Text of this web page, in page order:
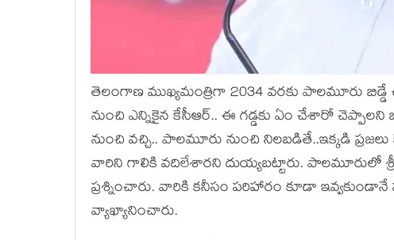
తెలంగాణ ముఖ్య‌మంత్రిగా 2034 వ‌ర‌కు పాల‌మూరు
నుంచి ఎన్నికైన కేసీఆర్‌.. ఈ గ‌డ్డ‌కు ఏం చేశారో
నుంచి వ‌చ్చి.. పాలమూరు నుంచి నిల‌బ‌డితే..ఇక్క‌డి
వారిని గాలికి వ‌దిలేశార‌ని దుయ్య‌బ‌ట్టారు. పాల‌మూరులో
ప్ర‌శ్నించారు. వారికి క‌నీసం ప‌రిహారం కూడా ఇవ్వ‌కుండానే
వ్యాఖ్యానించారు.